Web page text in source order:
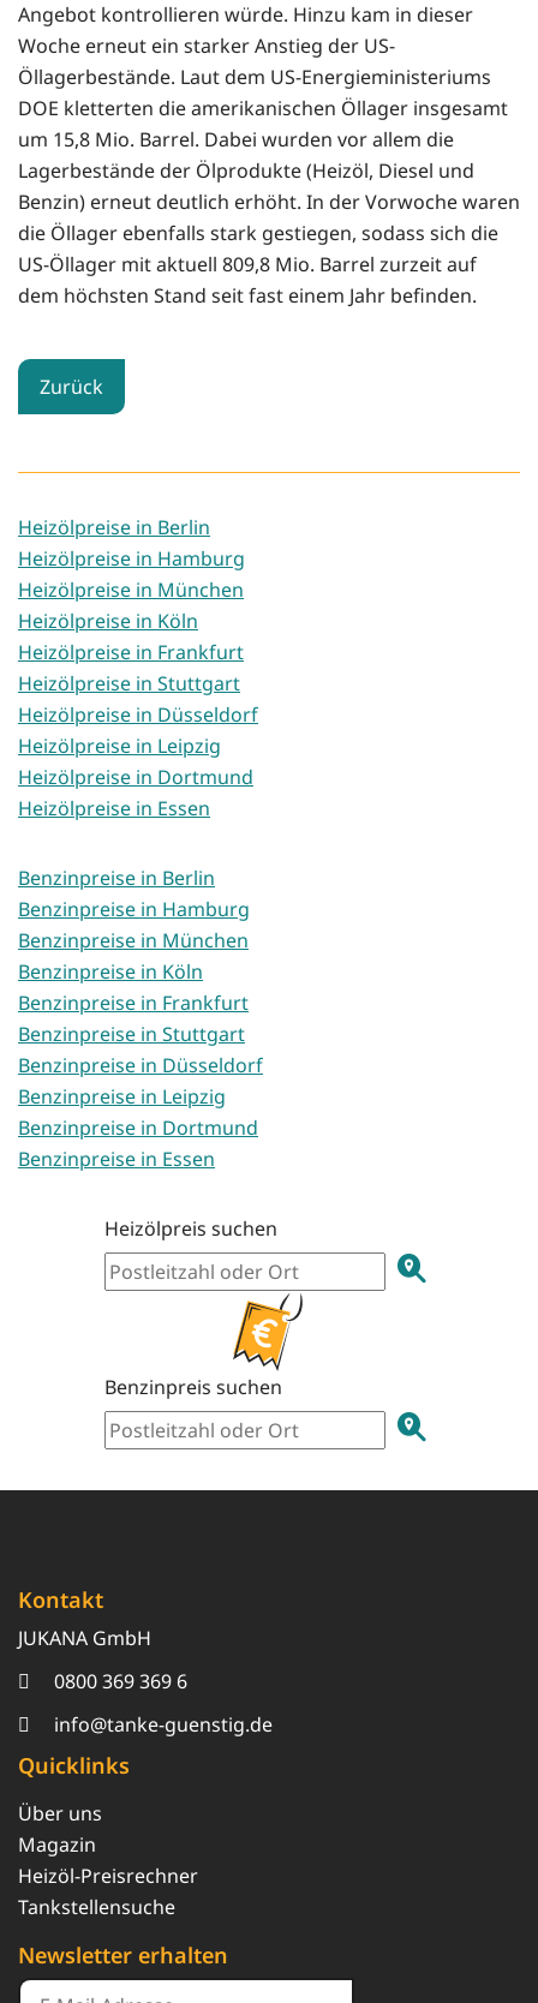
Angebot kontrollieren würde. Hinzu kam in dieser
Woche erneut ein starker Anstieg der US-
Öllagerbestände. Laut dem US-Energieministeriums
DOE kletterten die amerikanischen Öllager insgesamt
um 15,8 Mio. Barrel. Dabei wurden vor allem die
Lagerbestände der Ölprodukte (Heizöl, Diesel und
Benzin) erneut deutlich erhöht. In der Vorwoche waren
die Öllager ebenfalls stark gestiegen, sodass sich die
US-Öllager mit aktuell 809,8 Mio. Barrel zurzeit auf
dem höchsten Stand seit fast einem Jahr befinden.
Zurück
Heizölpreise in Berlin
Heizölpreise in Hamburg
Heizölpreise in München
Heizölpreise in Köln
Heizölpreise in Frankfurt
Heizölpreise in Stuttgart
Heizölpreise in Düsseldorf
Heizölpreise in Leipzig
Heizölpreise in Dortmund
Heizölpreise in Essen
Benzinpreise in Berlin
Benzinpreise in Hamburg
Benzinpreise in München
Benzinpreise in Köln
Benzinpreise in Frankfurt
Benzinpreise in Stuttgart
Benzinpreise in Düsseldorf
Benzinpreise in Leipzig
Benzinpreise in Dortmund
Benzinpreise in Essen
Heizölpreis suchen
Benzinpreis suchen
Kontakt
JUKANA GmbH
0800 369 369 6
info@tanke-guenstig.de
Quicklinks
Über uns
Magazin
Heizöl-Preisrechner
Tankstellensuche
Newsletter erhalten